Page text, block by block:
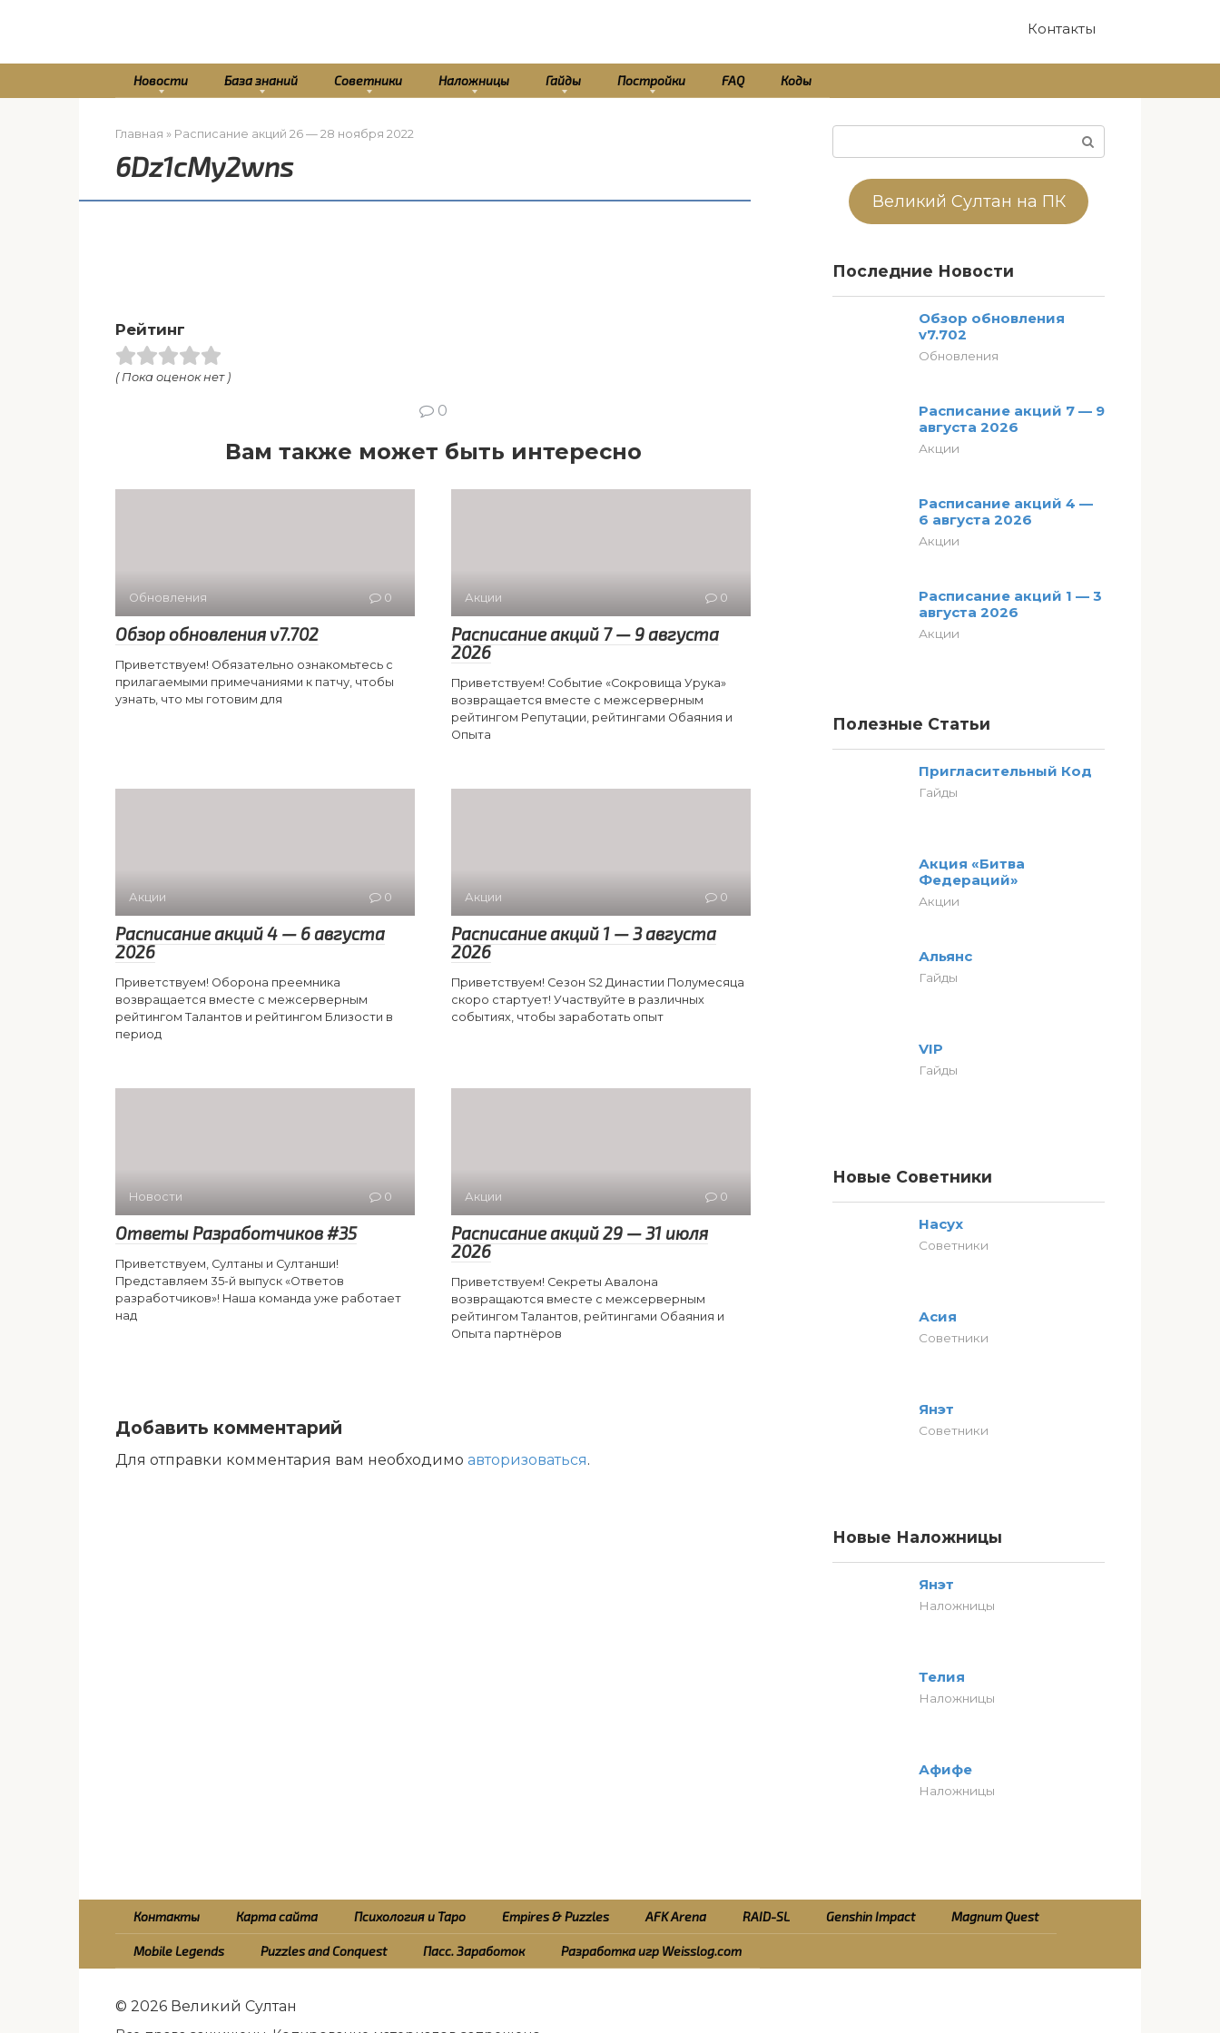
Контакты
Новости База знаний Советники Наложницы Гайды Постройки FAQ Коды
Главная » Расписание акций 26 — 28 ноября 2022
6Dz1cMy2wns
Рейтинг
( Пока оценок нет )
0
Вам также может быть интересно
Обновления 0
Обзор обновления v7.702
Приветствуем! Обязательно ознакомьтесь с
прилагаемыми примечаниями к патчу, чтобы
узнать, что мы готовим для
Акции 0
Расписание акций 7 — 9 августа
2026
Приветствуем! Событие «Сокровища Урука»
возвращается вместе с межсерверным
рейтингом Репутации, рейтингами Обаяния и
Опыта
Акции 0
Расписание акций 4 — 6 августа
2026
Приветствуем! Оборона преемника
возвращается вместе с межсерверным
рейтингом Талантов и рейтингом Близости в
период
Акции 0
Расписание акций 1 — 3 августа
2026
Приветствуем! Сезон S2 Династии Полумесяца
скоро стартует! Участвуйте в различных
событиях, чтобы заработать опыт
Новости 0
Ответы Разработчиков #35
Приветствуем, Султаны и Султанши!
Представляем 35-й выпуск «Ответов
разработчиков»! Наша команда уже работает
над
Акции 0
Расписание акций 29 — 31 июля
2026
Приветствуем! Секреты Авалона
возвращаются вместе с межсерверным
рейтингом Талантов, рейтингами Обаяния и
Опыта партнёров
Добавить комментарий
Для отправки комментария вам необходимо авторизоваться.
Великий Султан на ПК
Последние Новости
Обзор обновления
v7.702
Обновления
Расписание акций 7 — 9
августа 2026
Акции
Расписание акций 4 —
6 августа 2026
Акции
Расписание акций 1 — 3
августа 2026
Акции
Полезные Статьи
Пригласительный Код
Гайды
Акция «Битва
Федераций»
Акции
Альянс
Гайды
VIP
Гайды
Новые Советники
Насух
Советники
Асия
Советники
Янэт
Советники
Новые Наложницы
Янэт
Наложницы
Телия
Наложницы
Афифе
Наложницы
Контакты Карта сайта Психология и Таро Empires & Puzzles AFK Arena RAID-SL Genshin Impact Magnum Quest
Mobile Legends Puzzles and Conquest Пасс. Заработок Разработка игр Weisslog.com
© 2026 Великий Султан